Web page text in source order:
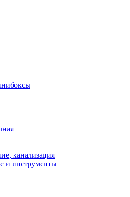
канализация
и инструменты